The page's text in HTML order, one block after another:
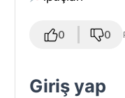
0 0
Giriş yap